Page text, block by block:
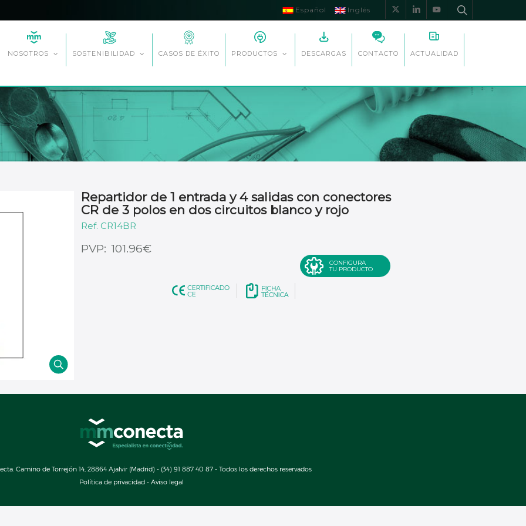
x-
linkedinyoutube
Español Inglés
NOSOTROS SOSTENIBILIDAD CASOS DE ÉXITO PRODUCTOS DESCARGAS CONTACTO ACTUALIDAD
Repartidor de 1 entrada y 4 salidas con conectores
CR de 3 polos en dos circuitos blanco y rojo
101.96€
CR14BR
CONFIGURA
TU PRODUCTO
Camino de Torrejón 14, 28864 Ajalvir (Madrid) - (34) 91 887 40 87 - Todos los derechos reservados
Política de privacidad - Aviso legal